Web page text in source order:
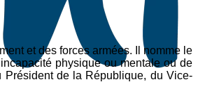
et des forces armées. Il nomme le
physique ou mentale ou de
de la République, du Vice-